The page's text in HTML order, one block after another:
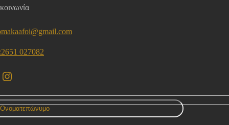
027082
Instagram